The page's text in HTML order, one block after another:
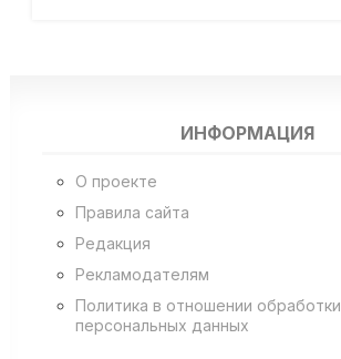
ИНФОРМАЦИЯ
О проекте
Правила сайта
Редакция
Рекламодателям
Политика в отношении обработки
персональных данных